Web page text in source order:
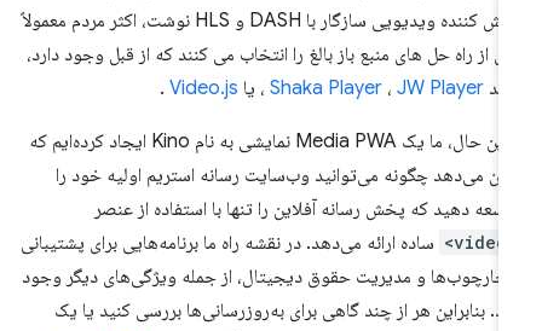
پخش کننده ویدیویی سازگار با DASH و HLS نوشت، اکثر مردم معمولاً
از راه حل های منبع باز بالغ را انتخاب می کنند که از قبل وجود دارد،
Shaka Player، JW Player ، یا Video.js
.
با این حال، ما یک Media PWA نمایشی به نام Kino ایجاد کرده‌ایم که
می‌دهد چگونه می‌توانید وب‌سایت رسانه استریم اولیه خود را
دهید که پخش رسانه آفلاین را تنها با استفاده از عنصر
ساده ارائه می‌دهد. در نقشه راه ما برنامه‌هایی برای پشتیبانی
چارچوب‌ها و مدیریت حقوق دیجیتال، از جمله ویژگی‌های دیگر وجود
بنابراین هر از چند گاهی برای به‌روزرسانی‌ها بررسی کنید یا یک